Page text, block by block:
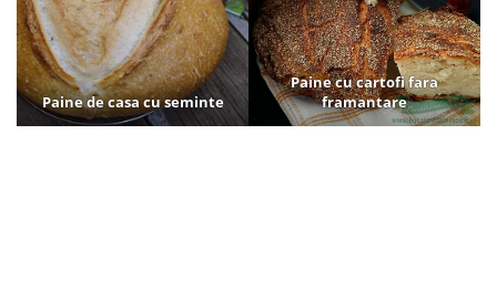
Paine de casa cu seminte
Paine cu cartofi fara
framantare